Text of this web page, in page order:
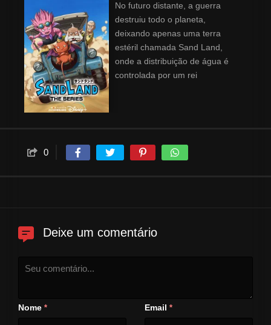
No futuro distante, a guerra
destruiu todo o planeta,
deixando apenas uma terra
estéril chamada Sand Land,
onde a distribuição de água é
controlada por um rei
filho, Belzebu, e seu assistente,
Ladrão. Juntos, o trio parte em
do Rei!
0
Deixe um comentário
Nome * Email *